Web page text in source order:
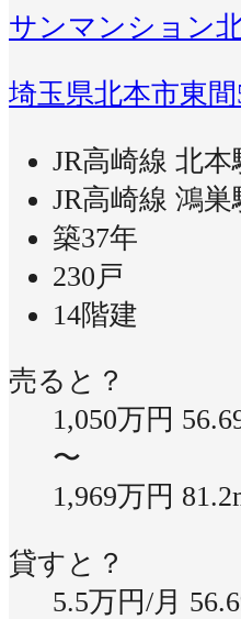
サンマンション
埼玉県北本市東間
JR高崎線 北
JR高崎線 鴻
築37年
230戸
14階建
売ると？
1,050万円
〜
1,969万円
貸すと？
5.5万円/月